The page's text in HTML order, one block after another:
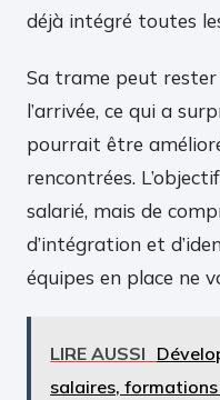
déjà intégré toutes
Sa trame peut rester
l’arrivée, ce qui a
pourrait être
rencontrées.
salarié, mais de
d’intégration et
équipes en place ne
LIRE AUSSI
salaires,